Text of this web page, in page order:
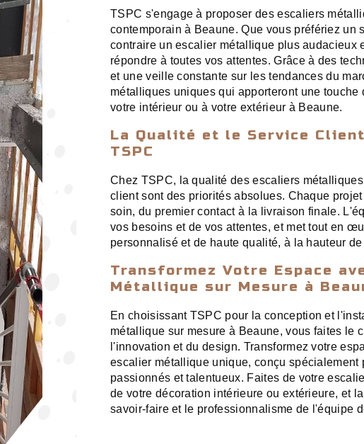
TSPC s'engage à proposer des escaliers
contemporain à Beaune. Que vous préfériez un
contraire un escalier métallique plus audacieux
répondre à toutes vos attentes. Grâce à des
et une veille constante sur les tendances du
métalliques uniques qui apporteront une touche
votre intérieur ou à votre extérieur à Beaune.
La Qualité et le Service
TSPC
Chez TSPC, la qualité des escaliers
client sont des priorités absolues. Chaque
soin, du premier contact à la livraison finale.
vos besoins et de vos attentes, et met tout en
personnalisé et de haute qualité, à la hauteur
Transformez Votre Espace
Métallique sur Mesure à
En choisissant TSPC pour la conception et
métallique sur mesure à Beaune, vous faites le
l'innovation et du design. Transformez votre
escalier métallique unique, conçu spécialement
passionnés et talentueux. Faites de votre
de votre décoration intérieure ou extérieure, et
savoir-faire et le professionnalisme de l'équipe